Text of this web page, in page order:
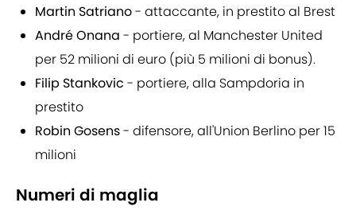
Martin Satriano- attaccante, in prestito al Brest
André Onana - portiere, al Manchester United
per 52 milioni di euro (più 5 milioni di bonus).
Filip Stankovic - portiere, alla Sampdoria in
prestito
Robin Gosens- difensore, all'Union Berlino per 15
milioni
Numeri di maglia